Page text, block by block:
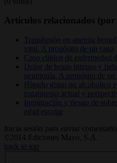
Artículos relacionados (por
Transfusión en anemia
vital. A propósito de un caso
Caso clínico de enfermedad
Dolor de brazo intenso y
neumonía. A propósito de un
Hígado graso no alcohólico
tratamiento actual y
Inmigración y riesgo de
edad escolar
Inicia sesión para enviar
©2014 Ediciones Mayo, S.A.
back to top